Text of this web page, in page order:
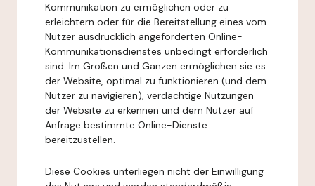
Kommunikation zu ermöglichen oder zu
erleichtern oder für die Bereitstellung eines vom
Nutzer ausdrücklich angeforderten Online-
Kommunikationsdienstes unbedingt erforderlich
sind. Im Großen und Ganzen ermöglichen sie es
der Website, optimal zu funktionieren (und dem
Nutzer zu navigieren), verdächtige Nutzungen
der Website zu erkennen und dem Nutzer auf
Anfrage bestimmte Online-Dienste
bereitzustellen.
Diese Cookies unterliegen nicht der Einwilligung